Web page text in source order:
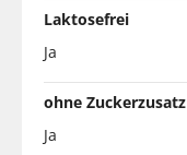
Laktosefrei
Ja
ohne Zuckerzusatz
Ja